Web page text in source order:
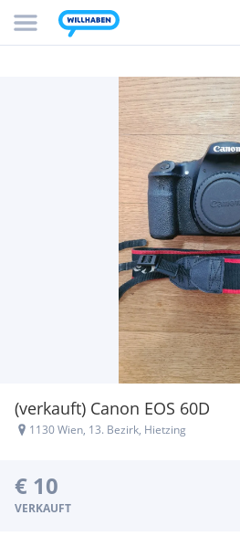
(verkauft) Canon EOS 60D
1130 Wien, 13. Bezirk, Hietzing
€ 10
VERKAUFT